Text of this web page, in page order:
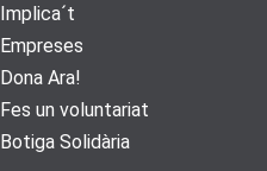
Implica´t
Empreses
Dona Ara!
Fes un voluntariat
Botiga Solidària